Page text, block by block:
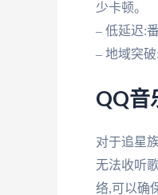
少卡顿。
– 低延迟:
– 地域突
QQ音
对于追星
无法收听
络,可以确